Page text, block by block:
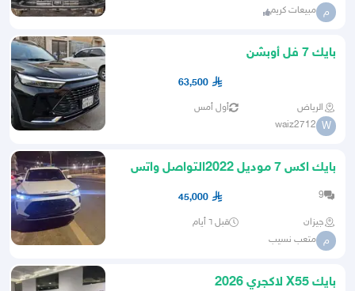
م مبيعات كريم
بايك 7 فل أوبشن
63,500
الرياض أول أمس
W
waiz2712
بايك اكس 7 موديل 2022التواصل واتس
9
45,000
جيزان قبل ٦ أيام
م متعب نسيب
بايك X55 لاكجري 2026